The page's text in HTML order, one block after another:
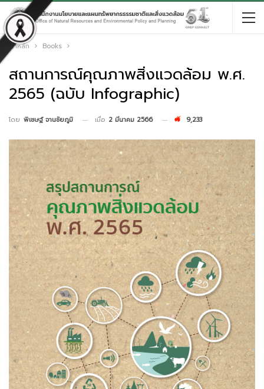
หน้าหลัก Books
สถานการณ์คุณภาพสิ่งแวดล้อม พ.ศ.
2565 (ฉบับ Infographic)
โดย พิเชษฐ์ จานชัยภูมิ เมื่อ 2 มีนาคม 2566 9,233